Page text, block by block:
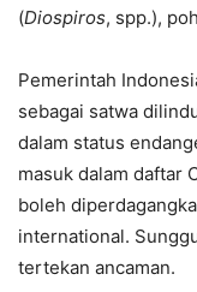
(Diospiros, spp.),
Pemerintah
sebagai satwa
dalam status
masuk dalam daftar
boleh
international.
tertekan ancaman.